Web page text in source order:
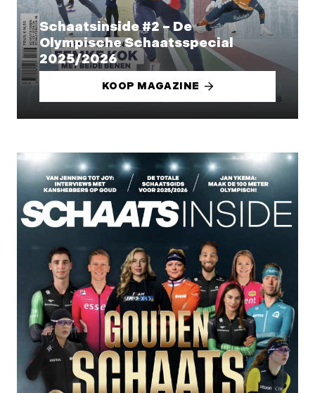
Schaatsinside #2 – De
Olympische Schaatsspecial
2025/2026
KOOP MAGAZINE